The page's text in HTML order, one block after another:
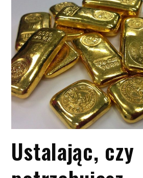
Ustalając, czy